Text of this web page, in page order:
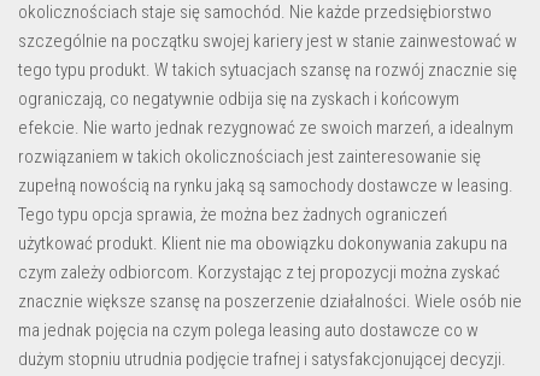
okolicznościach staje się samochód. Nie każde przedsiębiorstwo
szczególnie na początku swojej kariery jest w stanie zainwestować w
tego typu produkt. W takich sytuacjach szansę na rozwój znacznie się
ograniczają, co negatywnie odbija się na zyskach i końcowym
efekcie. Nie warto jednak rezygnować ze swoich marzeń, a idealnym
rozwiązaniem w takich okolicznościach jest zainteresowanie się
zupełną nowością na rynku jaką są samochody dostawcze w leasing.
Tego typu opcja sprawia, że można bez żadnych ograniczeń
użytkować produkt. Klient nie ma obowiązku dokonywania zakupu na
czym zależy odbiorcom. Korzystając z tej propozycji można zyskać
znacznie większe szansę na poszerzenie działalności. Wiele osób nie
ma jednak pojęcia na czym polega leasing auto dostawcze co w
dużym stopniu utrudnia podjęcie trafnej i satysfakcjonującej decyzji.